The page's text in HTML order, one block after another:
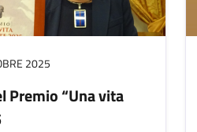
2025
Premio “Una vita